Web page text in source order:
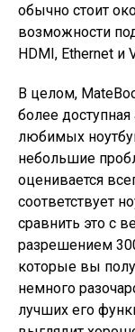
обычно стоит
возможности
HDMI, Ethernet и
В целом,
более
любимых
небольшие
оценивается
соответствует
сравнить это с
разрешением
которые вы
немного
лучших его